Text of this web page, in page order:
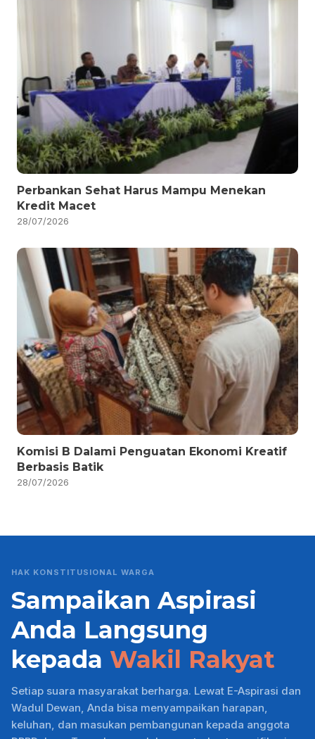
Perbankan Sehat Harus Mampu Menekan
Kredit Macet
28/07/2026
Komisi B Dalami Penguatan Ekonomi Kreatif
Berbasis Batik
28/07/2026
HAK KONSTITUSIONAL WARGA
Sampaikan Aspirasi
Anda Langsung
kepada Wakil Rakyat
Setiap suara masyarakat berharga. Lewat E-Aspirasi dan
Wadul Dewan, Anda bisa menyampaikan harapan,
keluhan, dan masukan pembangunan kepada anggota